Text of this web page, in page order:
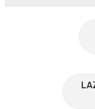
Ürün resmi
Ürün bilgilerinde
Ürün fiyatı diğer